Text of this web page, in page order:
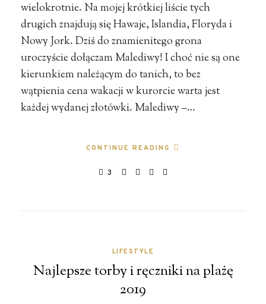
wielokrotnie. Na mojej krótkiej liście tych
drugich znajdują się Hawaje, Islandia, Floryda i
Nowy Jork. Dziś do znamienitego grona
uroczyście dołączam Malediwy! I choć nie są one
kierunkiem należącym do tanich, to bez
wątpienia cena wakacji w kurorcie warta jest
każdej wydanej złotówki. Malediwy –…
CONTINUE READING
3
LIFESTYLE
Najlepsze torby i ręczniki na plażę
2019